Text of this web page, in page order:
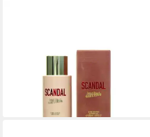
ab 23,00 €
(115,00 €/ 1 l)
lieferbar - in 2-3 Werktagen bei dir